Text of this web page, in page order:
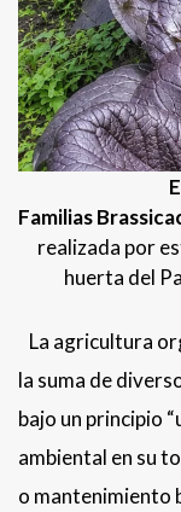
Familias
realizada por
huerta del
La agricultura
la suma de
bajo un principio
ambiental en su
o mantenimiento